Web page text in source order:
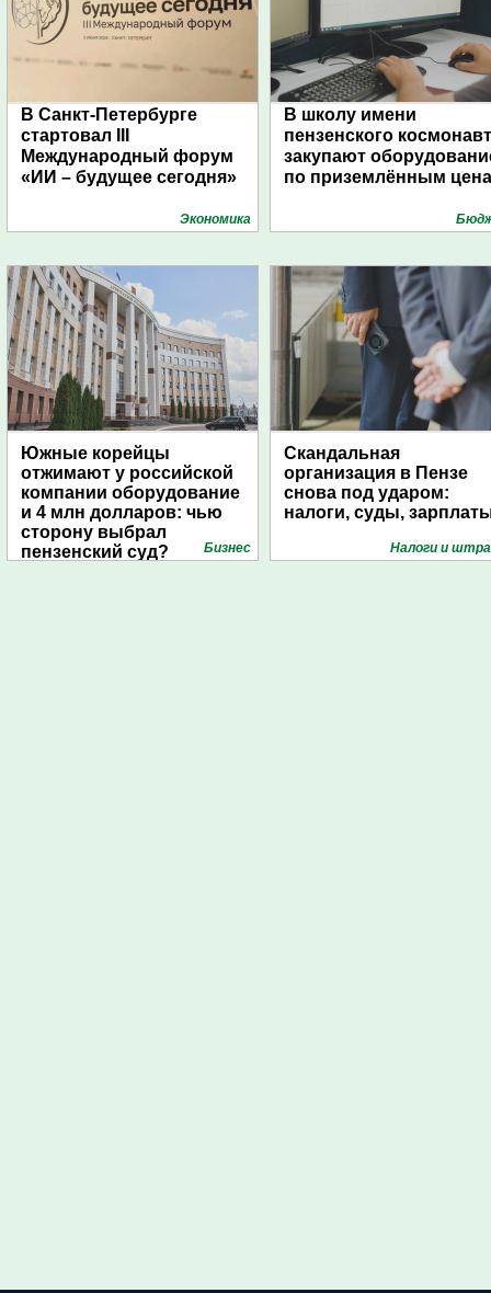
В Санкт-Петербурге
стартовал III
Международный форум
«ИИ – будущее сегодня»
Экономика
В школу имени
пензенского
закупают
по приземлённым
Южные корейцы
отжимают у российской
компании оборудование
и 4 млн долларов: чью
сторону выбрал
пензенский суд?
Бизнес
Скандальная
организация в Пензе
снова под ударом:
налоги, суды,
Налоги и